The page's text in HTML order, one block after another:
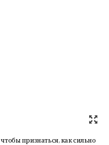
признаться, как сильно